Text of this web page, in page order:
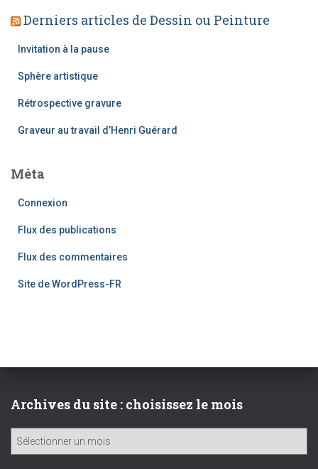
a
Derniers articles de Dessin ou Peinture
Invitation à la pause
Sphère artistique
Rétrospective gravure
Graveur au travail d’Henri Guérard
Méta
Connexion
Flux des publications
Flux des commentaires
Site de WordPress-FR
Archives du site : choisissez le mois